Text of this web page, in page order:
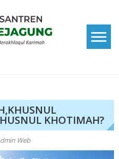
KHOTIMAH?
Web